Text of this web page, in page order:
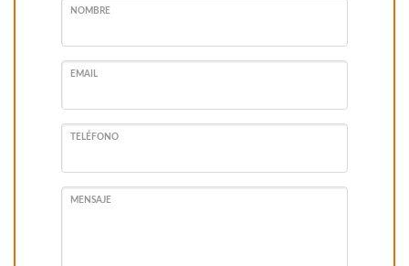
NOMBRE
EMAIL
TELÉFONO
MENSAJE